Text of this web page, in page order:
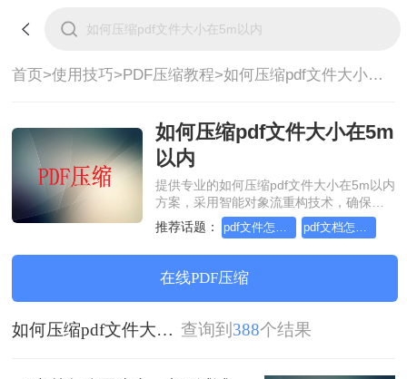
首页>使用技巧>PDF压缩教程> 如何压缩pdf文件大小在5m以内
如何压缩pdf文件大小在5m
以内
提供专业的如何压缩pdf文件大小在5m以内
方案，采用智能对象流重构技术，确保文
档1:1高保真还原且排版不乱码。支持一键
批量处理，全链路 SSL 加密保障隐私安
全。助您快速实现如何压缩pdf文件大小在
5m以内，无需安装，高效办公。
推荐话题： pdf文件怎么压缩试试这几个方法
在线PDF压缩
如何压缩pdf文件大小在5m以内 查询到 388个结果